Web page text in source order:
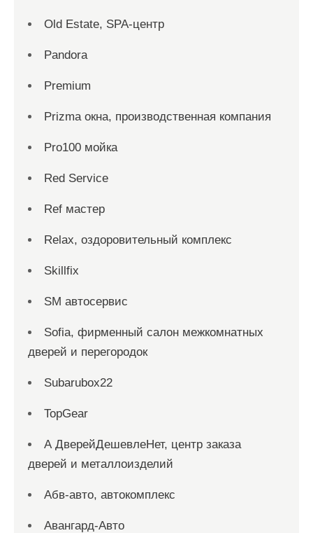
Old Estate, SPA-центр
Pandora
Premium
Prizma окна, производственная компания
Pro100 мойка
Red Service
Ref мастер
Relax, оздоровительный комплекс
Skillfix
SM автосервис
Sofia, фирменный салон межкомнатных
дверей и перегородок
Subarubox22
TopGear
А ДверейДешевлеНет, центр заказа
дверей и металлоизделий
Абв-авто, автокомплекс
Авангард-Авто